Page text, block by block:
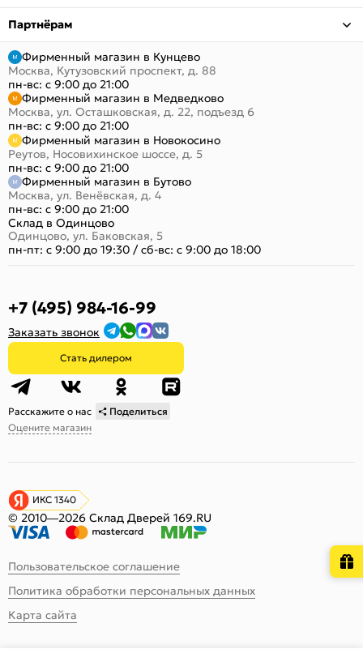
Партнёрам
Фирменный магазин в Кунцево
Москва, Кутузовский проспект, д. 88
пн-вс: с 9:00 до 21:00
Фирменный магазин в Медведково
Москва, ул. Осташковская, д. 22, подъезд 6
пн-вс: с 9:00 до 21:00
Фирменный магазин в Новокосино
Реутов, Носовихинское шоссе, д. 5
пн-вс: с 9:00 до 21:00
Фирменный магазин в Бутово
Москва, ул. Венёвская, д. 4
пн-вс: с 9:00 до 21:00
Склад в Одинцово
Одинцово, ул. Баковская, 5
пн-пт: с 9:00 до 19:30 /сб-вс: с 9:00 до 18:00
+7 (495) 984-16-99
Заказать звонок
Стать дилером
Расскажите о нас
Поделиться
Оцените магазин
ИКС 1340
© 2010—2026 Склад Дверей 169.RU
Пользовательское соглашение
Политика обработки персональных данных
Карта сайта